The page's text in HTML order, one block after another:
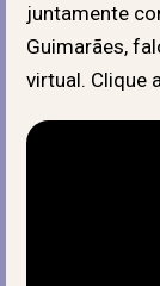
juntamente
Guimarães,
virtual. Clique